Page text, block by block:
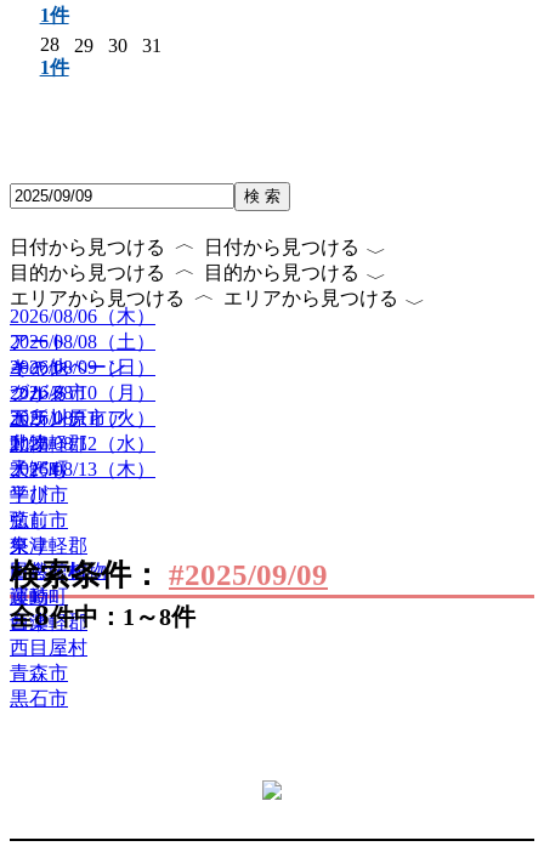
1件
28
1件
29 30 31
検 索
日付から見つける 〈 日付から見つける 〈
2026/08/06（木）
2026/08/08（土）
2026/08/09（日）
2026/08/10（月）
2026/08/11（火）
2026/08/12（水）
2026/08/13（木）
目的から見つける 〈 目的から見つける 〈
アート
キャンペーン
グルメ
ボランティア
動物
子ども
学び
癒し
祭り
自然・植物
運動
音楽
エリアから見つける 〈 エリアから見つける 〈
その他
つがる市
五所川原市
北津軽郡
大鰐町
平川市
弘前市
東津軽郡
田舎館村
藤崎町
西津軽郡
西目屋村
青森市
黒石市
検索条件： #2025/09/09
全8件中：1～8件